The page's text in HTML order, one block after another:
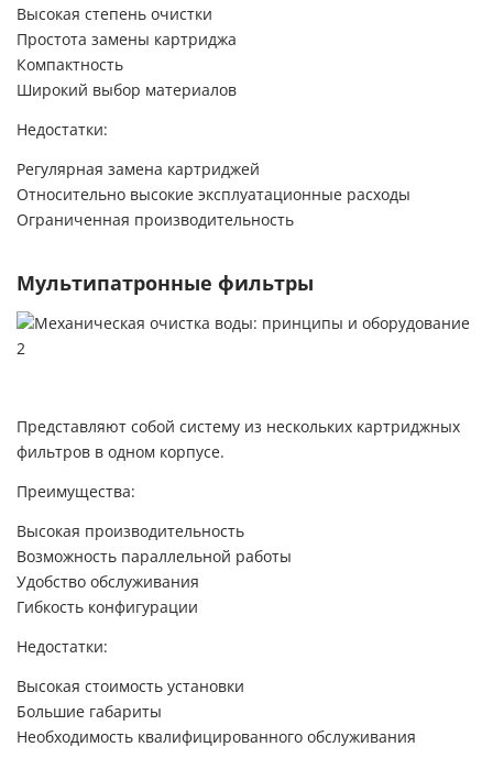
Высокая степень очистки
Простота замены картриджа
Компактность
Широкий выбор материалов
Недостатки:
Регулярная замена картриджей
Относительно высокие эксплуатационные расходы
Ограниченная производительность
Мультипатронные фильтры
Представляют собой систему из нескольких картриджных
фильтров в одном корпусе.
Преимущества:
Высокая производительность
Возможность параллельной работы
Удобство обслуживания
Гибкость конфигурации
Недостатки:
Высокая стоимость установки
Большие габариты
Необходимость квалифицированного обслуживания